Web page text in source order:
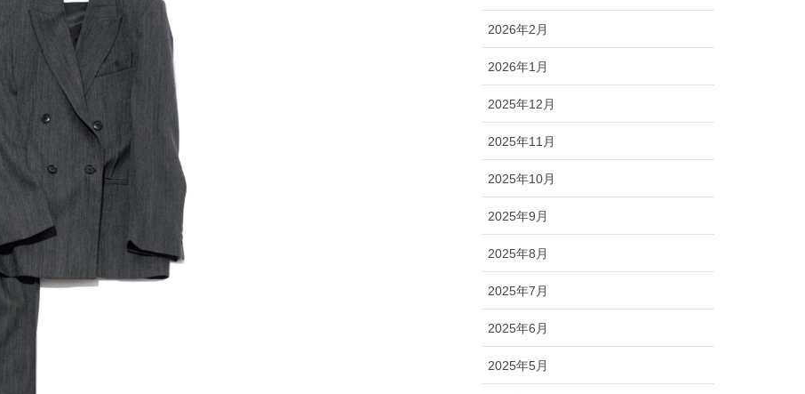
2026年2月
2026年1月
2025年12月
2025年11月
2025年10月
2025年9月
2025年8月
2025年7月
2025年6月
2025年5月